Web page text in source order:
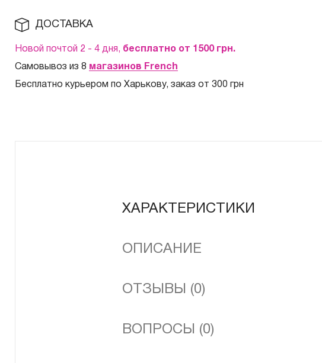
ДОСТАВКА
Новой почтой 2 - 4 дня, бесплатно от 1500 грн.
Самовывоз из 8 магазинов French
Бесплатно курьером по Харькову, заказ от 300 грн
ХАРАКТЕРИСТИКИ
ОПИСАНИЕ
ОТЗЫВЫ (0)
ВОПРОСЫ (0)